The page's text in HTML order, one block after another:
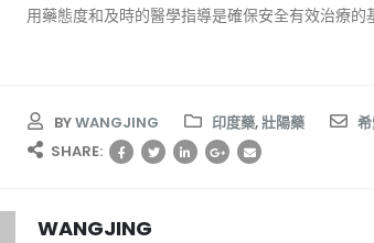
用藥態度和及時的醫學指導是確保安全有效治療的
BYWANGJING 印度藥,壯陽藥
SHARE:
WANGJING